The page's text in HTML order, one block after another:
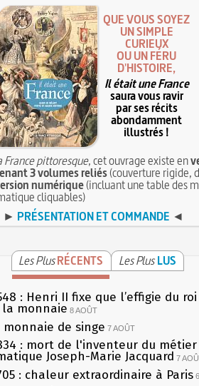
QUE VOUS SOYEZ
UN SIMPLE
CURIEUX
OU UN FÉRU
D'HISTOIRE,
Il était une France
saura vous ravir
par ses récits
abondamment
illustrés !
France pittoresque, cet ouvrage existe en
3 volumes reliés(couverture rigide,
numérique(incluant une table des
cliquables)
► PRÉSENTATION ET COMMANDE ◄
Les PlusRÉCENTS Les Plus LUS
: Henri II fixe que l’effigie du
monnaie 8 AOÛT
monnaie de singe 7 AOÛT
: mort de l'inventeur du
Joseph-Marie Jacquard 7
: chaleur extraordinaire à Paris